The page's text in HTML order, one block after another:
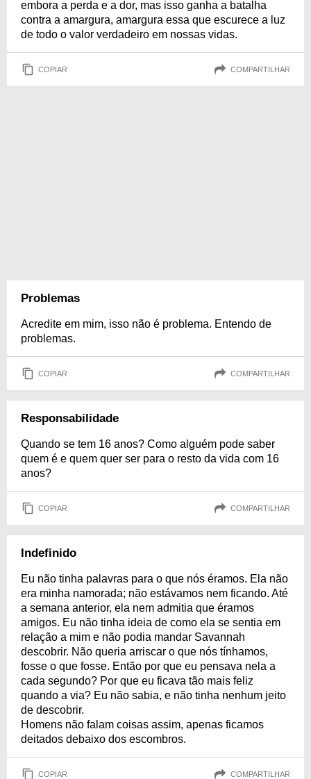
embora a perda e a dor, mas isso ganha a batalha
contra a amargura, amargura essa que escurece a luz
de todo o valor verdadeiro em nossas vidas.
COPIAR COMPARTILHAR
Problemas
Acredite em mim, isso não é problema. Entendo de
problemas.
COPIAR COMPARTILHAR
Responsabilidade
Quando se tem 16 anos? Como alguém pode saber
quem é e quem quer ser para o resto da vida com 16
anos?
COPIAR COMPARTILHAR
Indefinido
Eu não tinha palavras para o que nós éramos. Ela não
era minha namorada; não estávamos nem ficando. Até
a semana anterior, ela nem admitia que éramos
amigos. Eu não tinha ideia de como ela se sentia em
relação a mim e não podia mandar Savannah
descobrir. Não queria arriscar o que nós tínhamos,
fosse o que fosse. Então por que eu pensava nela a
cada segundo? Por que eu ficava tão mais feliz
quando a via? Eu não sabia, e não tinha nenhum jeito
de descobrir.
Homens não falam coisas assim, apenas ficamos
deitados debaixo dos escombros.
COPIAR COMPARTILHAR